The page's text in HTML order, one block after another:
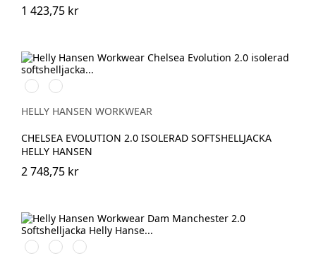
1 423,75 kr
990
BLACK
590
NAVY
HELLY HANSEN WORKWEAR
CHELSEA EVOLUTION 2.0 ISOLERAD SOFTSHELLJACKA
HELLY HANSEN
2 748,75 kr
990
BLACK
590
NAVY
950
EBONY